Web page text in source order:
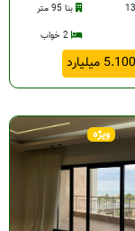
بنا 95 متر
5.100 میلیارد
ویژه